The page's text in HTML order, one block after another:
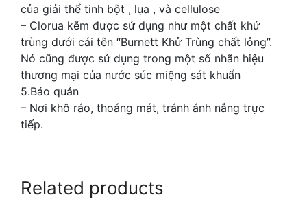
của giải thể tinh bột , lụa , và cellulose
– Clorua kẽm được sử dụng như một chất khử
trùng dưới cái tên “Burnett Khử Trùng chất lỏng”.
Nó cũng được sử dụng trong một số nhãn hiệu
thương mại của nước súc miệng sát khuẩn
5.Bảo quản
– Nơi khô ráo, thoáng mát, tránh ánh nắng trực
tiếp.
Related products